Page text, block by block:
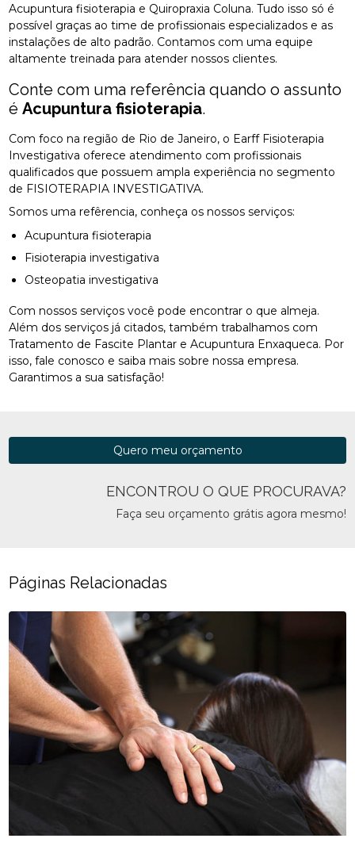
Acupuntura fisioterapia e Quiropraxia Coluna. Tudo isso só é
possível graças ao time de profissionais especializados e as
instalações de alto padrão. Contamos com uma equipe
altamente treinada para atender nossos clientes.
Conte com uma referência quando o assunto
éAcupuntura fisioterapia.
Com foco na região de Rio de Janeiro, o Earff Fisioterapia
Investigativa oferece atendimento com profissionais
qualificados que possuem ampla experiência no segmento
de FISIOTERAPIA INVESTIGATIVA.
Somos uma refêrencia, conheça os nossos serviços:
Acupuntura fisioterapia
Fisioterapia investigativa
Osteopatia investigativa
Com nossos serviços você pode encontrar o que almeja.
Além dos serviços já citados, também trabalhamos com
Tratamento de Fascite Plantar e Acupuntura Enxaqueca. Por
isso, fale conosco e saiba mais sobre nossa empresa.
Garantimos a sua satisfação!
ENCONTROU O QUE PROCURAVA?
Faça seu orçamento grátis agora mesmo!
Quero meu orçamento
Páginas Relacionadas